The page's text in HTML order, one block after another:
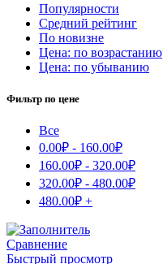
Популярности
Средний рейтинг
По новизне
Цена: по возрастанию
Цена: по убыванию
Фильтр по цене
Все
0.00₽ - 160.00₽
160.00₽ - 320.00₽
320.00₽ - 480.00₽
480.00₽ +
Сравнение
Быстрый просмотр